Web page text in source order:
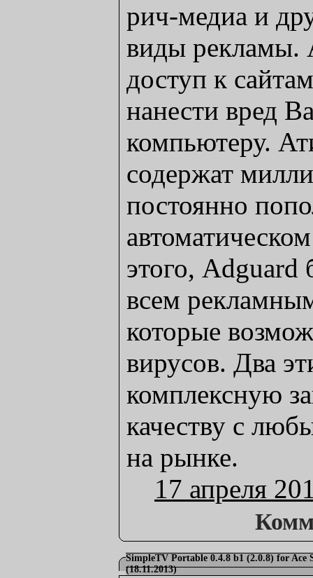
рич-медиа и
виды рекламы.
доступ к
нанести вред
компьютеру.
содержат
постоянно
этого, Adguard
всем
которые
вирусов. Два
комплексную
качеству с
на рынке.
17 апреля
SimpleTV Portable 0.4.8 b1 (2.0.8) for
(18.11.2013)